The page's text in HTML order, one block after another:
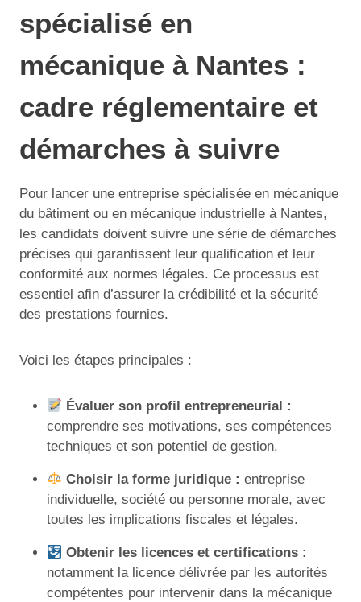
spécialisé en
mécanique à Nantes :
cadre réglementaire et
démarches à suivre
Pour lancer une entreprise spécialisée en mécanique
du bâtiment ou en mécanique industrielle à Nantes,
les candidats doivent suivre une série de démarches
précises qui garantissent leur qualification et leur
conformité aux normes légales. Ce processus est
essentiel afin d’assurer la crédibilité et la sécurité
des prestations fournies.
Voici les étapes principales :
Évaluer son profil entrepreneurial :
comprendre ses motivations, ses compétences
techniques et son potentiel de gestion.
Choisir la forme juridique : entreprise
individuelle, société ou personne morale, avec
toutes les implications fiscales et légales.
Obtenir les licences et certifications :
notamment la licence délivrée par les autorités
compétentes pour intervenir dans la mécanique